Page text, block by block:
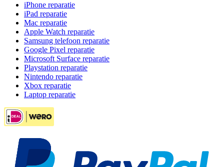
iPhone reparatie
iPad reparatie
Mac reparatie
Apple Watch reparatie
Samsung telefoon reparatie
Google Pixel reparatie
Microsoft Surface reparatie
Playstation reparatie
Nintendo reparatie
Xbox reparatie
Laptop reparatie